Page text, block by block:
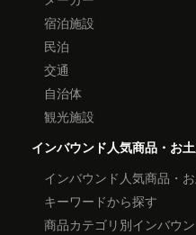
宿泊施設
民泊
交通
自治体
観光施設
インバウンド人気商品・お
インバウンド人気商品・
キーワードから探す
商品カテゴリ別インバウ